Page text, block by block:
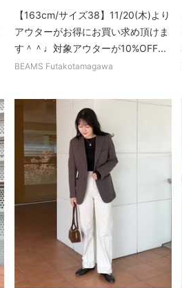
【163cm/サイズ38】11/20(木)より
アウターがお得にお買い求め頂けま
す＾＾♩対象アウターが10%OFF...
BEAMS Futakotamagawa